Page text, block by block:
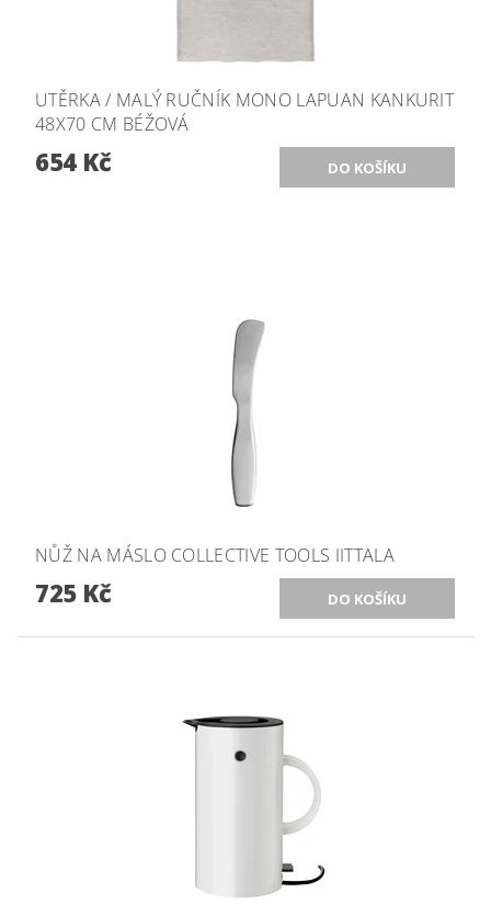
UTĚRKA / MALÝ RUČNÍK MONO LAPUAN KANKURIT
48X70 CM BÉŽOVÁ
654 Kč
NŮŽ NA MÁSLO COLLECTIVE TOOLS IITTALA
725 Kč